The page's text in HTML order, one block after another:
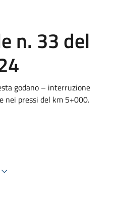
n. 33 del
godano – interruzione
nei pressi del km 5+000.